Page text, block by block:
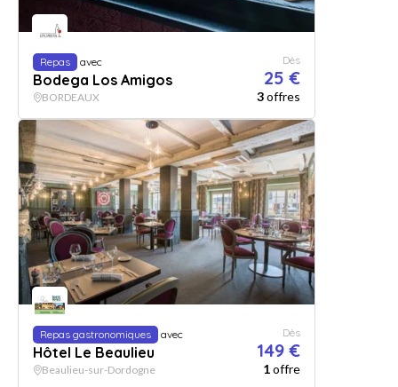
Repas avec
Bodega Los Amigos
Dès
25 €
BORDEAUX 3offres
Repas gastronomiques avec
Hôtel Le Beaulieu
Dès
149 €
Beaulieu-sur-Dordogne 1offre